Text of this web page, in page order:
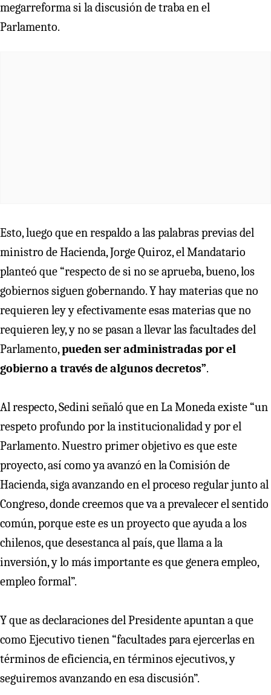
megarreforma si la discusión de traba en el
Parlamento.
Esto, luego que en respaldo a las palabras previas del
ministro de Hacienda, Jorge Quiroz, el Mandatario
planteó que “respecto de si no se aprueba, bueno, los
gobiernos siguen gobernando. Y hay materias que no
requieren ley y efectivamente esas materias que no
requieren ley, y no se pasan a llevar las facultades del
Parlamento,pueden ser administradas por el
gobierno a través de algunos decretos”.
Al respecto, Sedini señaló que en La Moneda existe “un
respeto profundo por la institucionalidad y por el
Parlamento. Nuestro primer objetivo es que este
proyecto, así como ya avanzó en la Comisión de
Hacienda, siga avanzando en el proceso regular junto al
Congreso, donde creemos que va a prevalecer el sentido
común, porque este es un proyecto que ayuda a los
chilenos, que desestanca al país, que llama a la
inversión, y lo más importante es que genera empleo,
empleo formal”.
Y que as declaraciones del Presidente apuntan a que
como Ejecutivo tienen “facultades para ejercerlas en
términos de eficiencia, en términos ejecutivos, y
seguiremos avanzando en esa discusión”.